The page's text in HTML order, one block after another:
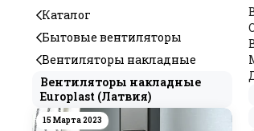
Каталог
Бытовые вентиляторы
Вентиляторы накладные
Вентиляторы накладные
Europlast (Латвия)
15 Марта 2023